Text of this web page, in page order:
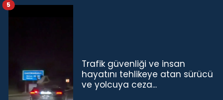
Trafik güvenliği ve insan
hayatını tehlikeye atan sürücü
ve yolcuya ceza...
5